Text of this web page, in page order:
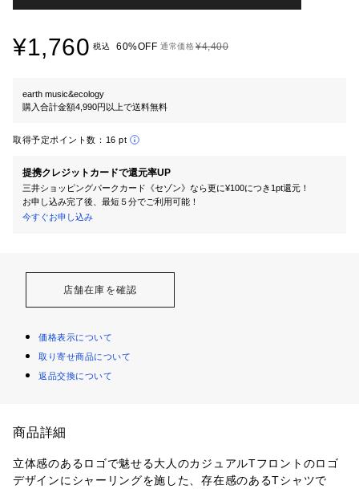
¥1,760 税込 60%OFF 通常価格¥4,400
earth music&ecology
購入合計金額4,990円以上で送料無料
取得予定ポイント数： 16 pt
提携クレジットカードで還元率UP
三井ショッピングパークカード《セゾン》なら更に¥100につき1pt還元！
お申し込み完了後、最短５分でご利用可能！
今すぐお申し込み
店舗在庫を確認
価格表示について
取り寄せ商品について
返品交換について
商品詳細
立体感のあるロゴで魅せる大人のカジュアルTフロントのロゴ
デザインにシャーリングを施した、存在感のあるTシャツで